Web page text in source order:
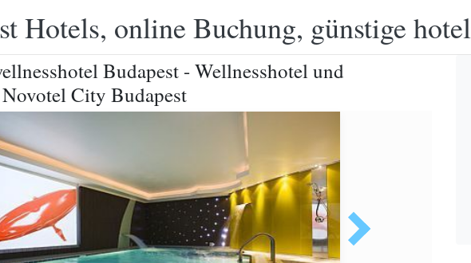
Hotels, online Buchung, günstige
Budapest - Wellnesshotel und
City Budapest